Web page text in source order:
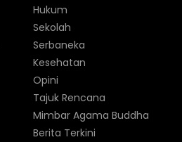
Hukum
Sekolah
Serbaneka
Kesehatan
Opini
Tajuk Rencana
Mimbar Agama Buddha
Berita Terkini